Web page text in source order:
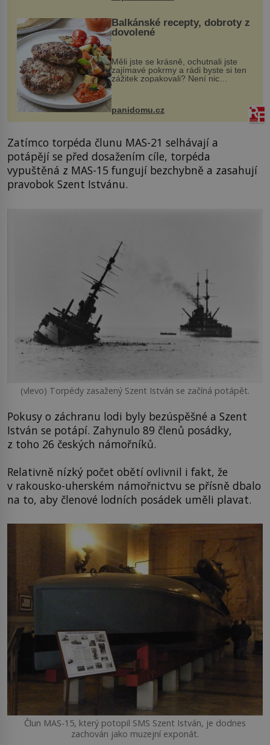
Balkánské recepty, dobroty z
dovolené
Měli jste se krásně, ochutnali jste
zajímavé pokrmy a rádi byste si ten
zážitek zopakovali? Není nic
snazšího. Pljeskavica (10 porcí)
Možná jste ji ochutnali na dovolené v
bývalé Jugoslávii, lze ji vi...
panidomu.cz
Zatímco torpéda člunu MAS-21 selhávají a
potápějí se před dosažením cíle, torpéda
vypuštěná z MAS-15 fungují bezchybně a zasahují
pravobok Szent Istvánu.
(vlevo) Torpédy zasažený Szent István se začíná potápět.
Pokusy o záchranu lodi byly bezúspěšné a Szent
István se potápí. Zahynulo 89 členů posádky,
z toho 26 českých námořníků.
Relativně nízký počet obětí ovlivnil i fakt, že
v rakousko-uherském námořnictvu se přísně dbalo
na to, aby členové lodních posádek uměli plavat.
Člun MAS-15, který potopil SMS Szent István, je dodnes
zachován jako muzejní exponát.